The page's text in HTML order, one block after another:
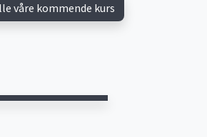
våre kommende kurs